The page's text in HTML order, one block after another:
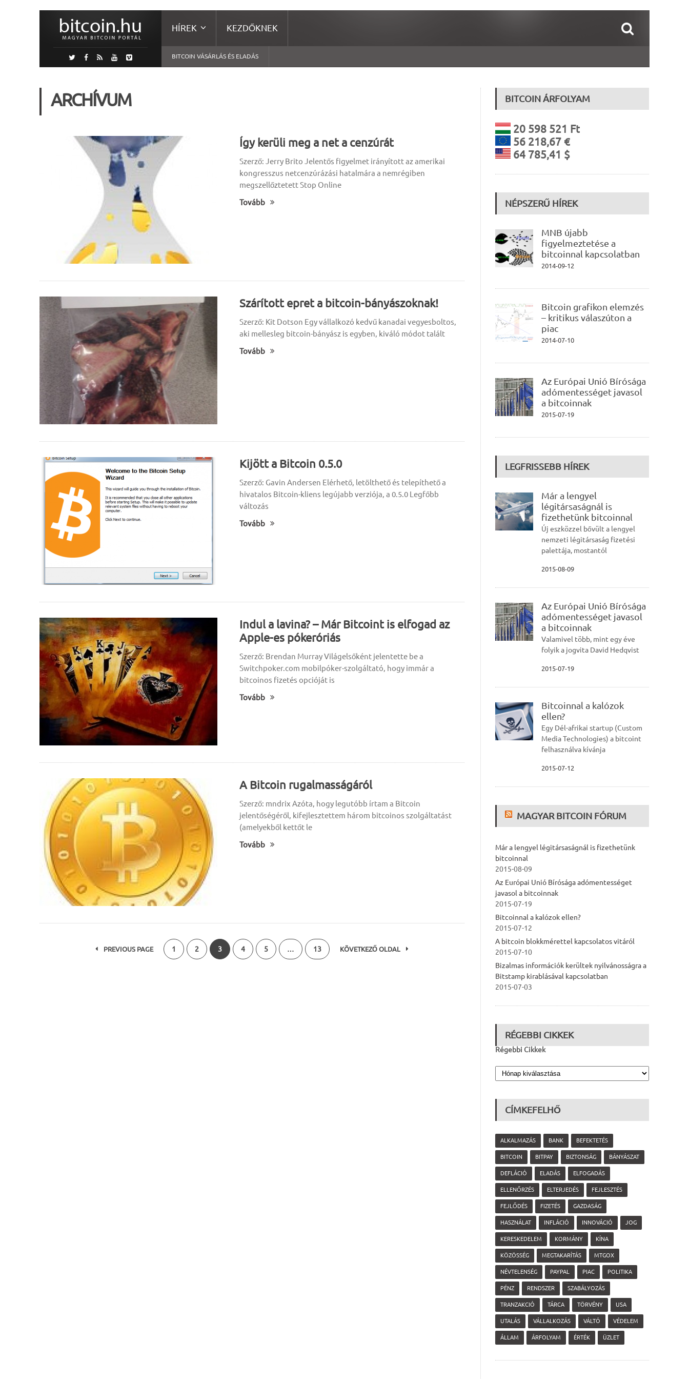
HÍREK KEZDŐKNEK
BITCOIN VÁSÁRLÁS ÉS ELADÁS
ARCHÍVUM
Így kerüli meg a net a cenzúrát
Szerző: Jerry Brito Jelentős figyelmet irányított az amerikai
kongresszus netcenzúrázási hatalmára a nemrégiben
megszellőztetett Stop Online
Tovább
Szárított epret a bitcoin-bányászoknak!
Szerző: Kit Dotson Egy vállalkozó kedvű kanadai vegyesboltos,
aki mellesleg bitcoin-bányász is egyben, kiváló módot talált
Tovább
Kijött a Bitcoin 0.5.0
Szerző: Gavin Andersen Elérhető, letölthető és telepíthető a
hivatalos Bitcoin-kliens legújabb verziója, a 0.5.0 Legfőbb
változás
Tovább
Indul a lavina? – Már Bitcoint is elfogad az
Apple-es pókeróriás
Szerző: Brendan Murray Világelsőként jelentette be a
Switchpoker.com mobilpóker-szolgáltató, hogy immár a
bitcoinos fizetés opcióját is
Tovább
A Bitcoin rugalmasságáról
Szerző: mndrix Azóta, hogy legutóbb írtam a Bitcoin
jelentőségéről, kifejlesztettem három bitcoinos szolgáltatást
(amelyekből kettőt le
Tovább
PREVIOUS PAGE 1 2 3 4 5 … 13 KÖVETKEZŐ OLDAL
BITCOIN ÁRFOLYAM
20 598 521 Ft
56 218,67 €
64 785,41 $
NÉPSZERŰ HÍREK
MNB újabb
figyelmeztetése a
bitcoinnal kapcsolatban
2014-09-12
Bitcoin grafikon elemzés
– kritikus válaszúton a
piac
2014-07-10
Az Európai Unió Bírósága
adómentességet javasol
a bitcoinnak
2015-07-19
LEGFRISSEBB HÍREK
Már a lengyel
légitársaságnál is
fizethetünk bitcoinnal
Új eszközzel bővült a lengyel
nemzeti légitársaság fizetési
palettája, mostantól
2015-08-09
Az Európai Unió Bírósága
adómentességet javasol
a bitcoinnak
Valamivel több, mint egy éve
folyik a jogvita David Hedqvist
2015-07-19
Bitcoinnal a kalózok
ellen?
Egy Dél-afrikai startup (Custom
Media Technologies) a bitcoint
felhasználva kívánja
2015-07-12
MAGYAR BITCOIN FÓRUM
Már a lengyel légitársaságnál is fizethetünk
bitcoinnal
2015-08-09
Az Európai Unió Bírósága adómentességet
javasol a bitcoinnak
2015-07-19
Bitcoinnal a kalózok ellen?
2015-07-12
A bitcoin blokkmérettel kapcsolatos vitáról
2015-07-10
Bizalmas információk kerültek nyilvánosságra a
Bitstamp kirablásával kapcsolatban
2015-07-03
RÉGEBBI CIKKEK
Régebbi Cikkek
CÍMKEFELHŐ
ALKALMAZÁS BANK BEFEKTETÉS
BITCOIN BITPAY BIZTONSÁG BÁNYÁSZAT
DEFLÁCIÓ ELADÁS ELFOGADÁS
ELLENŐRZÉS ELTERJEDÉS FEJLESZTÉS
FEJLŐDÉS FIZETÉS GAZDASÁG
HASZNÁLAT INFLÁCIÓ INNOVÁCIÓ JOG
KERESKEDELEM KORMÁNY KÍNA
KÖZÖSSÉG MEGTAKARÍTÁS MTGOX
NÉVTELENSÉG PAYPAL PIAC POLITIKA
PÉNZ RENDSZER SZABÁLYOZÁS
TRANZAKCIÓ TÁRCA TÖRVÉNY USA
UTALÁS VÁLLALKOZÁS VÁLTÓ VÉDELEM
ÁLLAM ÁRFOLYAM ÉRTÉK ÜZLET